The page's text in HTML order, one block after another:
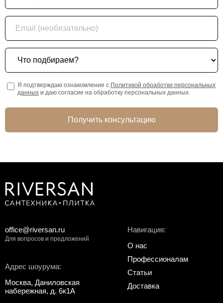
Email (необязательно)
Что подбираем?
Я подтверждаю ознакомление с Политикой обработки персональных
данных и даю согласие на обработку персональных данных.
Получить консультацию
Адрес шоурума:
Москва, Даниловская
набережная, д. 6к1А
Навигация:
О нас
Профессионалам
Статьи
Доставка
office@riversan.ru
Для вопросов и предложений